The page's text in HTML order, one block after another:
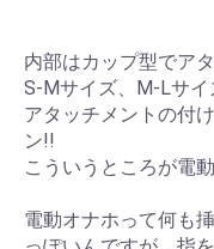
内部はカップ型でア
S-Mサイズ、M-Lサ
アタッチメントの付
ン!!
こういうところが電
電動オナホって何も